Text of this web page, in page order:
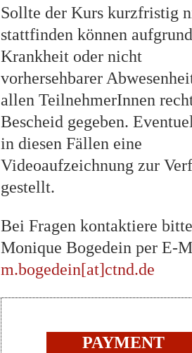
Sollte der Kurs kurzfristig
stattfinden können
Krankheit oder nicht
vorhersehbarer
allen TeilnehmerInnen
Bescheid gegeben.
in diesen Fällen eine
Videoaufzeichnung zur
gestellt.
Bei Fragen kontaktiere bitte
Monique Bogedein per E-
m.bogedein[at]ctnd.de
PAYMENT